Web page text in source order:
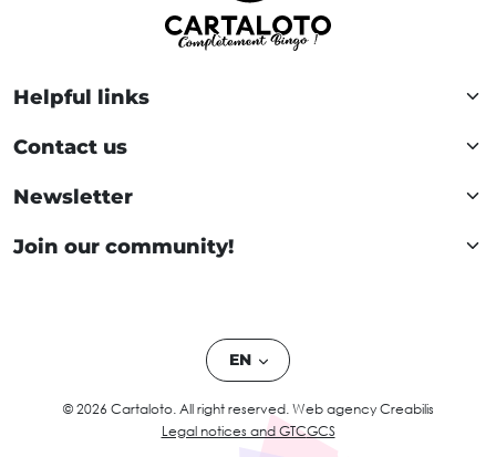
Helpful links
Contact us
Newsletter
Join our community!
EN
© 2026 Cartaloto. All right reserved. Web agency Creabilis
Legal notices and GTCGCS